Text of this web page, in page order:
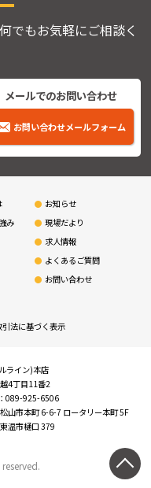
でもお気軽にご相談く
メールでのお問い合わせ
お問い合わせメールフォーム
み
お知らせ
現場だより
求人情報
よくあるご質問
お問い合わせ
引法に基づく表示
ライン)本店
4丁目11番2
089-925-6506
山市本町 6-6-7 ロータリー本町 5F
温市樋口 379